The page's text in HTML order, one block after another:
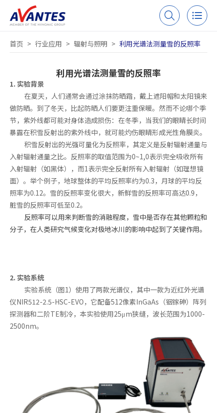
首页 > 行业应用 > 辐射与照明 > 利用光谱法测量雪的反照率
利用光谱法测量雪的反照率
1. 实验背景
在夏天，人们通常会通过涂抹防晒霜，戴上遮阳帽和太阳镜来
做防晒。到了冬天，比起防晒人们要更注重保暖。然而不论哪个季
节，紫外线都可能对身体造成损伤：在冬季，当我们的眼睛长时间
暴露在积雪反射出的紫外线中，就可能灼伤眼睛形成光性角膜炎。
积雪反射出的光强可量化为反照率，其定义是反射辐射通量与
入射辐射通量之比。反照率的取值范围为0~1,0表示完全吸收所有
入射辐射（如黑体），而1表示完全反射所有入射辐射（如理想镜
面）。举个例子，地球整体的平均反照率约为0.3，月球的平均反
照率为0.12。雪的反照率变化很大，新鲜雪的反照率可高达0.9，
脏雪的反照率可低至0.2。
反照率可以用来判断雪的消融程度，雪中是否存在其他颗粒和
分子，在人类研究气候变化对极地冰川的影响中起到了关键作用。
2. 实验系统
实验系统（图1）使用了两款光谱仪，其中一款为近红外光谱
仪NIR512-2.5-HSC-EVO，它配备512像素InGaAs（铟镓砷）阵列
探测器和二阶TE制冷，本实验使用25μm狭缝，波长范围为1000-
2500nm。